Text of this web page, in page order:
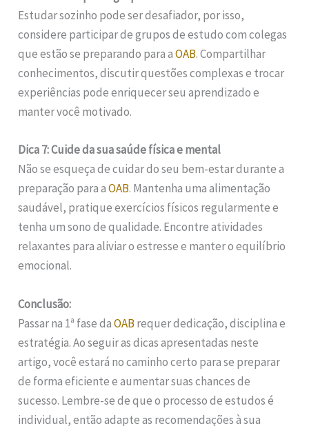
Estudar sozinho pode ser desafiador, por isso,
considere participar de grupos de estudo com colegas
que estão se preparando para aOAB. Compartilhar
conhecimentos, discutir questões complexas e trocar
experiências pode enriquecer seu aprendizado e
manter você motivado.
Dica 7: Cuide da sua saúde física e mental
Não se esqueça de cuidar do seu bem-estar durante a
preparação para aOAB. Mantenha uma alimentação
saudável, pratique exercícios físicos regularmente e
tenha um sono de qualidade. Encontre atividades
relaxantes para aliviar o estresse e manter o equilíbrio
emocional.
Conclusão:
Passar na 1ª fase daOABrequer dedicação, disciplina e
estratégia. Ao seguir as dicas apresentadas neste
artigo, você estará no caminho certo para se preparar
de forma eficiente e aumentar suas chances de
sucesso. Lembre-se de que o processo de estudos é
individual, então adapte as recomendações à sua